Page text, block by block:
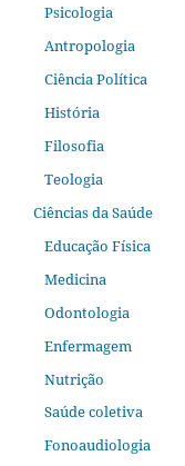
Psicologia
Antropologia
Ciência Política
História
Filosofia
Teologia
Ciências da Saúde
Educação Física
Medicina
Odontologia
Enfermagem
Nutrição
Saúde coletiva
Fonoaudiologia